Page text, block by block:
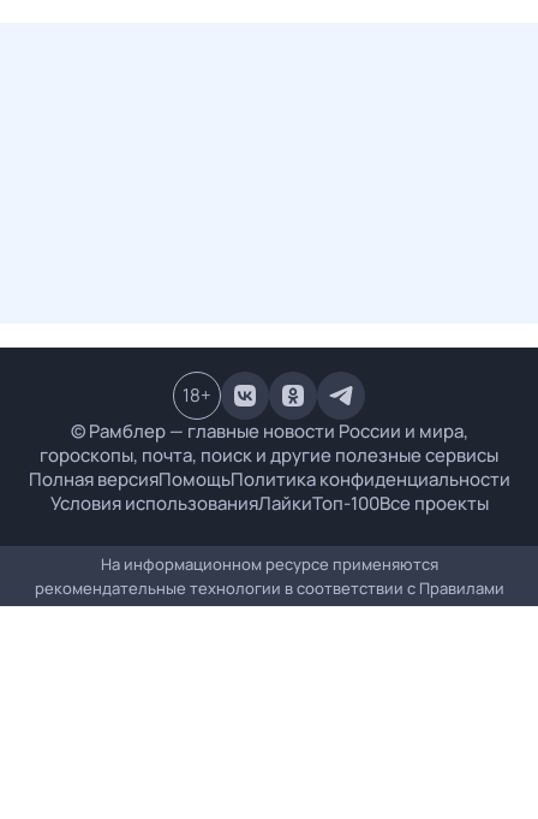
© Рамблер — главные новости России и мира,
гороскопы, почта, поиск и другие полезные сервисы
Полная версияПомощьПолитика конфиденциальности
Условия использованияЛайкиТоп-100Все проекты
18+
На информационном ресурсе применяются
рекомендательные технологии в соответствии с Правилами